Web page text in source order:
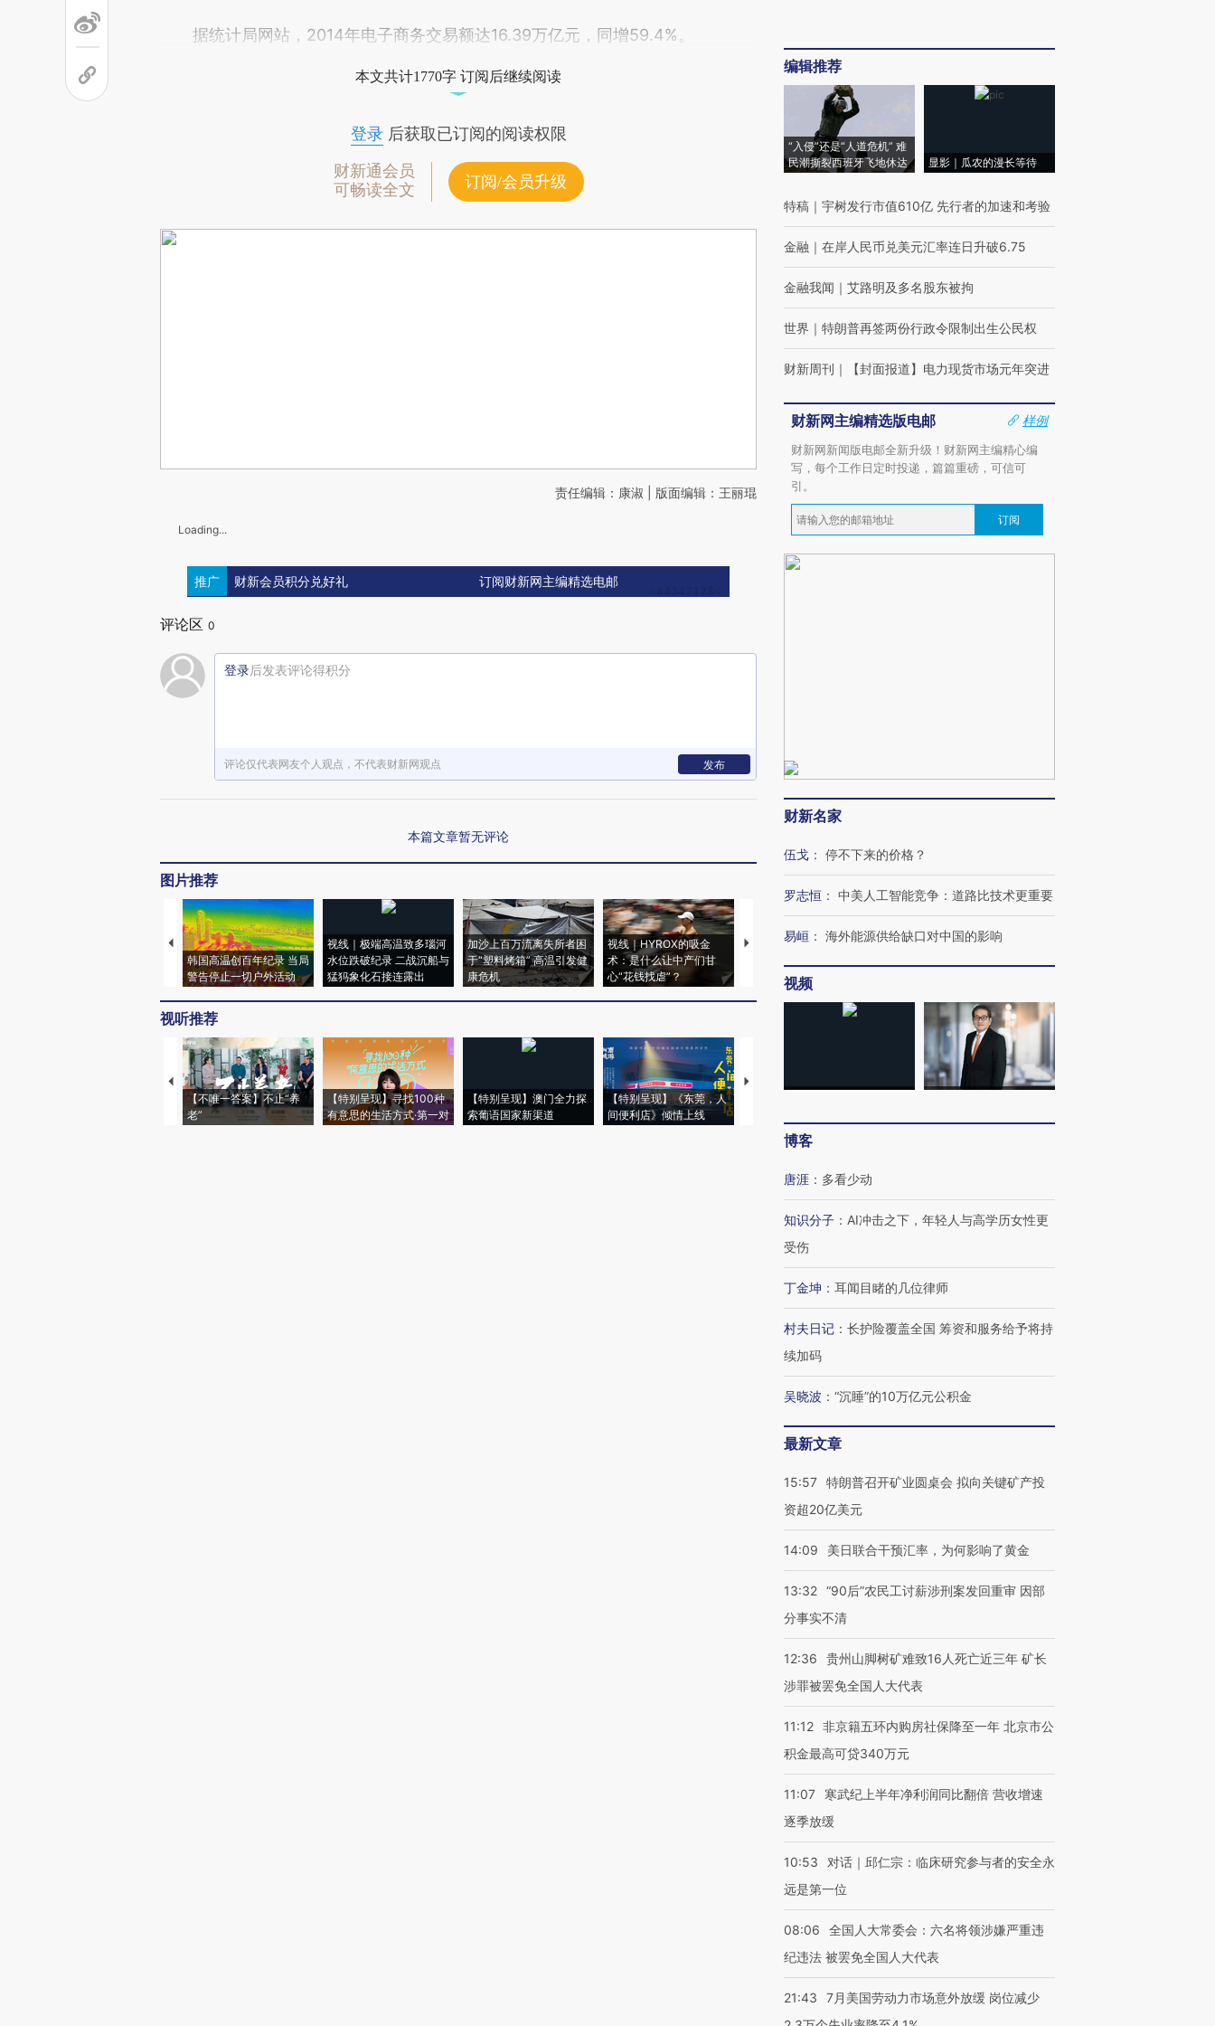
据统计局网站，2014年电子商务交易额达16.39万亿元，同增59.4%。
本文共计1770字 订阅后继续阅读
登录后获取已订阅的阅读权限
财新通会员
可畅读全文
订阅/会员升级
责任编辑：康淑 | 版面编辑：王丽琨
Loading...
推广 财新会员积分兑好礼 订阅财新网主编精选电邮
评论区 0
登录后发表评论得积分
评论仅代表网友个人观点，不代表财新网观点 发布
本篇文章暂无评论
图片推荐
韩国高温创百年纪录 当局
警告停止一切户外活动
视线｜极端高温致多瑙河
水位跌破纪录 二战沉船与
猛犸象化石接连露出
加沙上百万流离失所者困
于“塑料烤箱” 高温引发健
康危机
视线｜HYROX的吸金
术：是什么让中产们甘
心“花钱找虐”？
马航飞行员跨国走私7万
视线｜被称为“蟑螂”的印
视听推荐
【不唯一答案】不止“养
老”
【特别呈现】寻找100种
有意思的生活方式·第一对
【特别呈现】澳门全力探
索葡语国家新渠道
【特别呈现】《东莞，人
间便利店》倾情上线
【推广】走进第四届链博
【商旅对话】华住集团
编辑推荐
“入侵”还是“人道危机” 难
民潮撕裂西班牙飞地休达
显影｜瓜农的漫长等待
特稿 ｜ 宇树发行市值610亿 先行者的加速和考验
金融 ｜ 在岸人民币兑美元汇率连日升破6.75
金融我闻 ｜ 艾路明及多名股东被拘
世界 ｜ 特朗普再签两份行政令限制出生公民权
财新周刊 ｜ 【封面报道】电力现货市场元年突进
财新网主编精选版电邮
样例
财新网新闻版电邮全新升级！财新网主编精心编
写，每个工作日定时投递，篇篇重磅，可信可
引。
订阅
财新名家
伍戈 ： 停不下来的价格？
罗志恒 ： 中美人工智能竞争：道路比技术更重要
易峘 ： 海外能源供给缺口对中国的影响
视频
博客
唐涯 ： 多看少动
知识分子 ： AI冲击之下，年轻人与高学历女性更
受伤
丁金坤 ： 耳闻目睹的几位律师
村夫日记 ： 长护险覆盖全国 筹资和服务给予将持
续加码
吴晓波 ： “沉睡”的10万亿元公积金
最新文章
15:57 特朗普召开矿业圆桌会 拟向关键矿产投
资超20亿美元
14:09 美日联合干预汇率，为何影响了黄金
13:32 “90后”农民工讨薪涉刑案发回重审 因部
分事实不清
12:36
贵州山脚树矿难致16人死亡近三年 矿长
涉罪被罢免全国人大代表
11:12 非京籍五环内购房社保降至一年 北京市公
积金最高可贷340万元
11:07
寒武纪上半年净利润同比翻倍 营收增速
逐季放缓
10:53
对话｜邱仁宗：临床研究参与者的安全永
远是第一位
08:06
全国人大常委会：六名将领涉嫌严重违
纪违法 被罢免全国人大代表
21:43
7月美国劳动力市场意外放缓 岗位减少